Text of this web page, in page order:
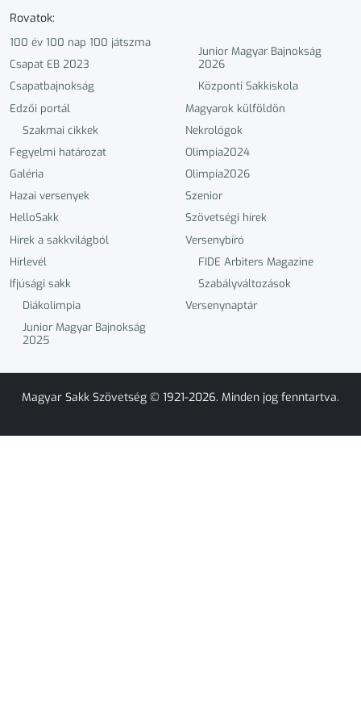
Rovatok:
100 év 100 nap 100 játszma
Csapat EB 2023
Csapatbajnokság
Edzői portál
Szakmai cikkek
Fegyelmi határozat
Galéria
Hazai versenyek
HelloSakk
Hírek a sakkvilágból
Hírlevél
Ifjúsági sakk
Diákolimpia
Junior Magyar Bajnokság
2025
Junior Magyar Bajnokság
2026
Központi Sakkiskola
Magyarok külföldön
Nekrológok
Olimpia2024
Olimpia2026
Szenior
Szövetségi hírek
Versenybíró
FIDE Arbiters Magazine
Szabályváltozások
Versenynaptár
Magyar Sakk Szövetség © 1921-2026. Minden jog fenntartva.